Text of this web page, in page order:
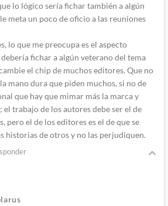
lo lógico sería fichar también a algún
meta un poco de oficio a las reuniones
lo que me preocupa es el aspecto
fichar a algún veterano del tema
el chip de muchos editores. Que no
mano dura que piden muchos, si no de
que hay que mimar más la marca y
trabajo de los autores debe ser el de
pero el de los editores es el de que se
historias de otros y no las perjudiquen.